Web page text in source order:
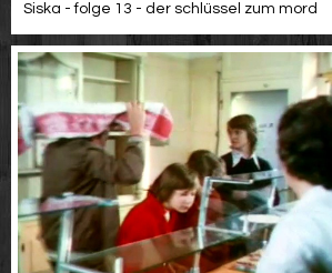
Siska - folge 13 - der schlüssel zum mord